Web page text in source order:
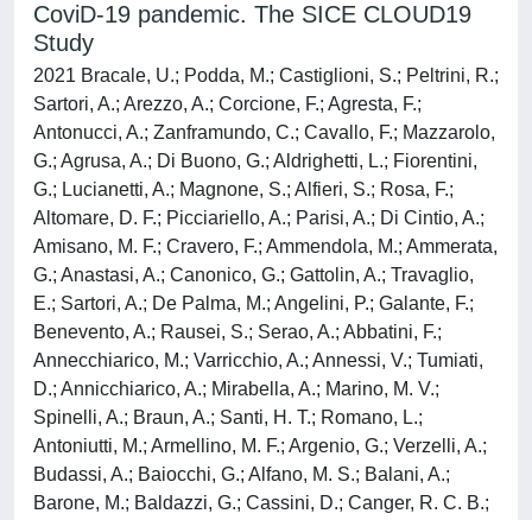
CoviD-19 pandemic. The SICE CLOUD19
Study
2021 Bracale, U.; Podda, M.; Castiglioni, S.; Peltrini, R.;
Sartori, A.; Arezzo, A.; Corcione, F.; Agresta, F.;
Antonucci, A.; Zanframundo, C.; Cavallo, F.; Mazzarolo,
G.; Agrusa, A.; Di Buono, G.; Aldrighetti, L.; Fiorentini,
G.; Lucianetti, A.; Magnone, S.; Alfieri, S.; Rosa, F.;
Altomare, D. F.; Picciariello, A.; Parisi, A.; Di Cintio, A.;
Amisano, M. F.; Cravero, F.; Ammendola, M.; Ammerata,
G.; Anastasi, A.; Canonico, G.; Gattolin, A.; Travaglio,
E.; Sartori, A.; De Palma, M.; Angelini, P.; Galante, F.;
Benevento, A.; Rausei, S.; Serao, A.; Abbatini, F.;
Annecchiarico, M.; Varricchio, A.; Annessi, V.; Tumiati,
D.; Annicchiarico, A.; Mirabella, A.; Marino, M. V.;
Spinelli, A.; Braun, A.; Santi, H. T.; Romano, L.;
Antoniutti, M.; Armellino, M. F.; Argenio, G.; Verzelli, A.;
Budassi, A.; Baiocchi, G.; Alfano, M. S.; Balani, A.;
Barone, M.; Baldazzi, G.; Cassini, D.; Canger, R. C. B.;